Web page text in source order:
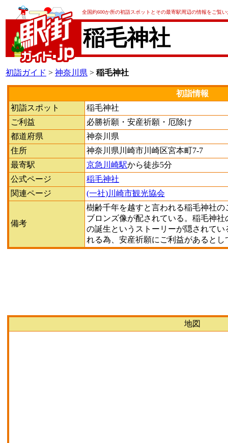
全国約600か所の初詣スポットとその最寄駅周辺の情報をご覧
稲毛神社
初詣ガイド > 神奈川県 > 稲毛神社
初詣情報
初詣スポット
稲毛神社
ご利益
必勝祈願・安産祈願・厄除け
都道府県
神奈川県
住所
神奈川県川崎市川崎区宮本町7-7
最寄駅
京急川崎駅から徒歩5分
公式ページ
稲毛神社
関連ページ
(一社)川崎市観光協会
備考
樹齢千年を越すと言われる稲毛神社
ブロンズ像が配されている。稲毛神
の誕生というストーリーが隠されて
れる為、安産祈願にご利益があると
地図